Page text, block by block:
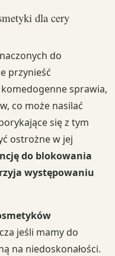
dla cery
do
przynieść
komedogenne sprawia,
co może nasilać
się z tym
ostrożne w jej
do blokowania
występowaniu
jeśli mamy do
na niedoskonałości.